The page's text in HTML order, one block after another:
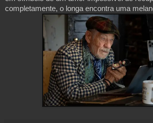
completamente, o longa encontra uma